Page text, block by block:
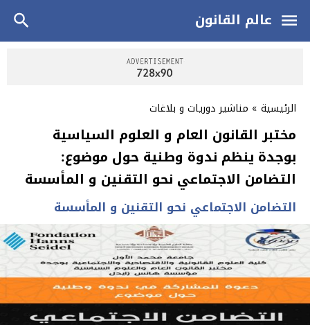
عالم القانون
الرئيسية » مناشير دوريات و بلاغات
مختبر القانون العام و العلوم السياسية
بوجدة ينظم ندوة وطنية حول موضوع:
التضامن الاجتماعي نحو التقنين و المأسسة
التضامن الاجتماعي نحو التقنين و المأسسة